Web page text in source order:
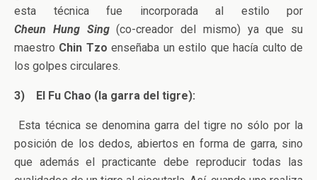
esta técnica fue incorporada al estilo por
Cheun Hung Sing(co-creador del mismo) ya que su
maestro Chin Tzo enseñaba un estilo que hacía culto de
los golpes circulares.
3) El Fu Chao (la garra del tigre):
Esta técnica se denomina garra del tigre no sólo por la
posición de los dedos, abiertos en forma de garra, sino
que además el practicante debe reproducir todas las